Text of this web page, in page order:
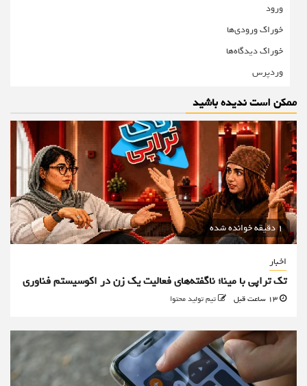
ورود
خوراک ورودی‌ها
خوراک دیدگاه‌ها
وردپرس
ممکن است ندیده باشید
1 دقیقه خوانده شده
اخبار
تک تراپی با مینا؛ ناگفته‌های فعالیت یک زن در اکوسیستم فناوری
تیم تولید محتوا